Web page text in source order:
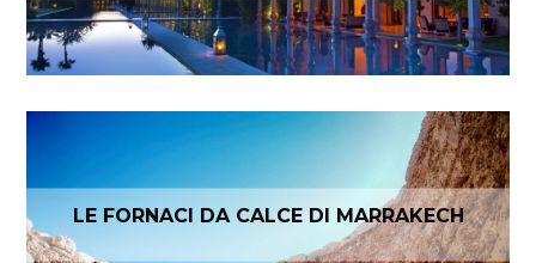
LE FORNACI DA CALCE DI MARRAKECH